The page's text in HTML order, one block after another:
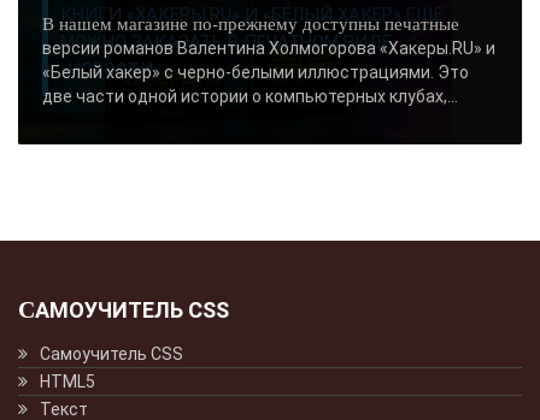
КНИГИ «ХАКЕРЫ.RU» И «БЕЛЫЙ ХАКЕР» ЕЩЕ
МОЖНО ЗАКАЗАТЬ В ПЕЧАТНОМ ВИДЕ -
«НОВОСТИ»..
В нашем магазине по-прежнему доступны печатные
версии романов Валентина Холмогорова «Хакеры.RU» и
«Белый хакер» с черно-белыми иллюстрациями. Это
две части одной истории о компьютерных клубах,...
САМОУЧИТЕЛЬ CSS
Самоучитель CSS
HTML5
Текст